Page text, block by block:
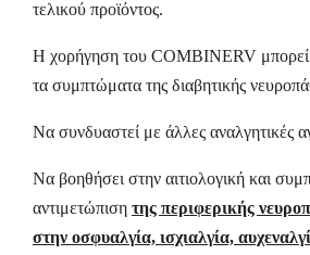
τελικού προϊόντος.
Η χορήγηση του COMBINERV μπορεί
τα συμπτώματα της διαβητικής
Να συνδυαστεί με άλλες αναλγητικές
Να βοηθήσει στην αιτιολογική και
αντιμετώπιση της περιφερικής
στην οσφυαλγία, ισχιαλγία,